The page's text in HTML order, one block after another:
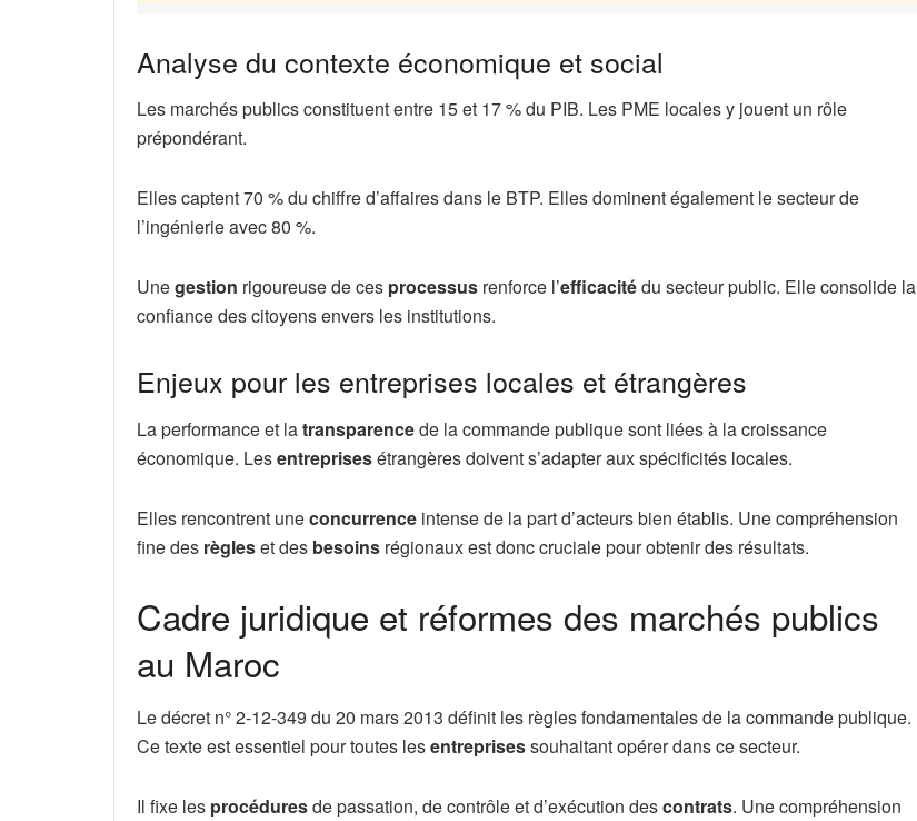
Analyse du contexte économique et social
Les marchés publics constituent entre 15 et 17 % du PIB. Les PME locales y jouent un rôle
prépondérant.
Elles captent 70 % du chiffre d’affaires dans le BTP. Elles dominent également le secteur de
l’ingénierie avec 80 %.
Unegestion rigoureuse de ces processus renforce l’efficacitédu secteur public. Elle consolide la
confiance des citoyens envers les institutions.
Enjeux pour les entreprises locales et étrangères
La performance et latransparencede la commande publique sont liées à la croissance
économique. Lesentreprisesétrangères doivent s’adapter aux spécificités locales.
Elles rencontrent uneconcurrence intense de la part d’acteurs bien établis. Une compréhension
fine des règleset des besoins régionaux est donc cruciale pour obtenir des résultats.
Cadre juridique et réformes des marchés publics
au Maroc
Le décret n° 2-12-349 du 20 mars 2013 définit les règles fondamentales de la commande publique.
Ce texte est essentiel pour toutes lesentreprisessouhaitant opérer dans ce secteur.
Il fixe les procéduresde passation, de contrôle et d’exécution descontrats. Une compréhension